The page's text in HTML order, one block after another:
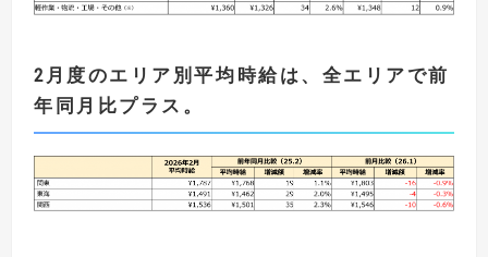
2月度のエリア別平均時給は 、全エリアで前
年 同月比プラス 。